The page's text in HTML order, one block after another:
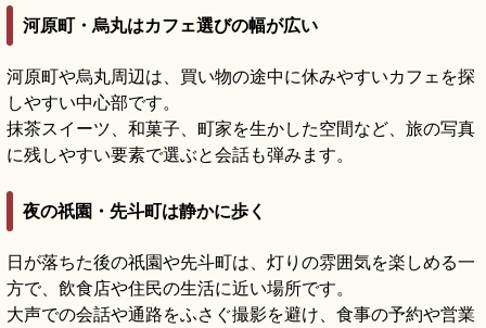
河原町・烏丸はカフェ選びの幅が広い
河原町や烏丸周辺は、買い物の途中に休みやすいカフェを探
しやすい中心部です。
抹茶スイーツ、和菓子、町家を生かした空間など、旅の写真
に残しやすい要素で選ぶと会話も弾みます。
夜の祇園・先斗町は静かに歩く
日が落ちた後の祇園や先斗町は、灯りの雰囲気を楽しめる一
方で、飲食店や住民の生活に近い場所です。
大声での会話や通路をふさぐ撮影を避け、食事の予約や営業